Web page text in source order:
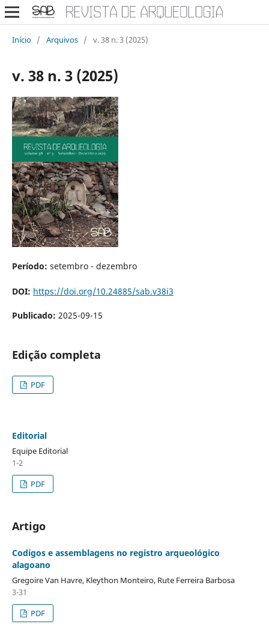
Início / Arquivos / v. 38 n. 3 (2025)
v. 38 n. 3 (2025)
Período: setembro - dezembro
DOI: https://doi.org/10.24885/sab.v38i3
Publicado: 2025-09-15
Edição completa
PDF
Editorial
Equipe Editorial
1-2
PDF
Artigo
Codigos e assemblagens no registro arqueológico
alagoano
Gregoire Van Havre, Kleython Monteiro, Rute Ferreira Barbosa
3-31
PDF